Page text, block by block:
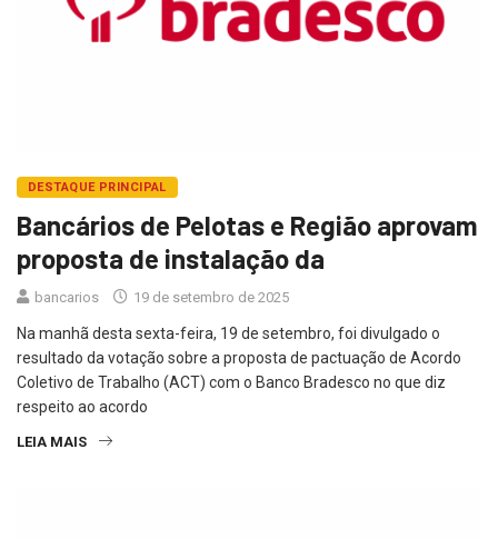
DESTAQUE PRINCIPAL
Bancários de Pelotas e Região aprovam
proposta de instalação da
bancarios 19 de setembro de 2025
Na manhã desta sexta-feira, 19 de setembro, foi divulgado o
resultado da votação sobre a proposta de pactuação de Acordo
Coletivo de Trabalho (ACT) com o Banco Bradesco no que diz
respeito ao acordo
LEIA MAIS